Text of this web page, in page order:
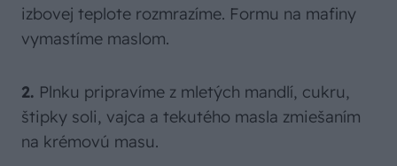
izbovej teplote rozmrazíme. Formu na mafiny
vymastíme maslom.
2. Plnku pripravíme z mletých mandlí, cukru,
štipky soli, vajca a tekutého masla zmiešaním
na krémovú masu.